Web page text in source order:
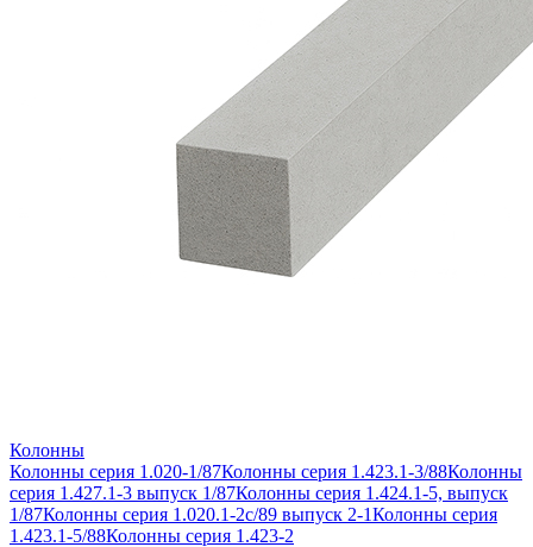
Колонны
Колонны серия 1.020-1/87Колонны серия 1.423.1-3/88Колонны
серия 1.427.1-3 выпуск 1/87Колонны серия 1.424.1-5, выпуск
1/87Колонны серия 1.020.1-2с/89 выпуск 2-1Колонны серия
1.423.1-5/88Колонны серия 1.423-2